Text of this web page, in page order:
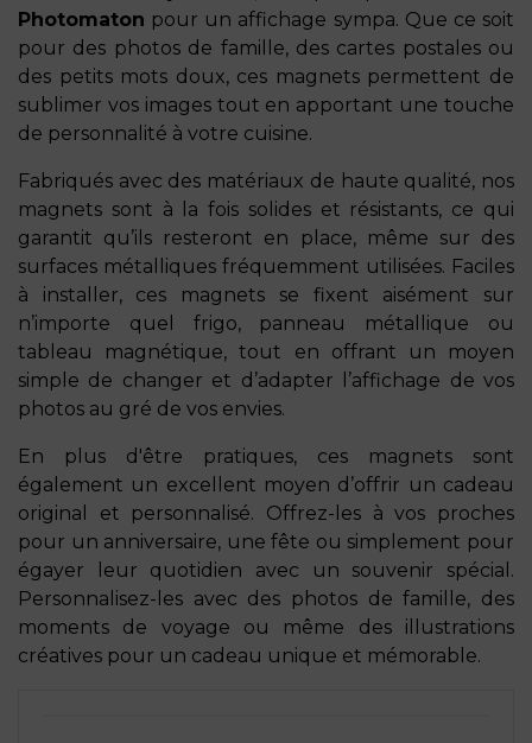
Photomaton pour un affichage sympa. Que ce soit
pour des photos de famille, des cartes postales ou
des petits mots doux, ces magnets permettent de
sublimer vos images tout en apportant une touche
de personnalité à votre cuisine.
Fabriqués avec des matériaux de haute qualité, nos
magnets sont à la fois solides et résistants, ce qui
garantit qu’ils resteront en place, même sur des
surfaces métalliques fréquemment utilisées. Faciles
à installer, ces magnets se fixent aisément sur
n’importe quel frigo, panneau métallique ou
tableau magnétique, tout en offrant un moyen
simple de changer et d’adapter l’affichage de vos
photos au gré de vos envies.
En plus d'être pratiques, ces magnets sont
également un excellent moyen d’offrir un cadeau
original et personnalisé. Offrez-les à vos proches
pour un anniversaire, une fête ou simplement pour
égayer leur quotidien avec un souvenir spécial.
Personnalisez-les avec des photos de famille, des
moments de voyage ou même des illustrations
créatives pour un cadeau unique et mémorable.